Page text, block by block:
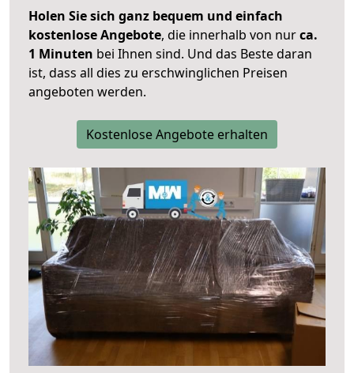
Holen Sie sich ganz bequem und einfach
kostenlose Angebote, die innerhalb von nurca.
1 Minuten bei Ihnen sind. Und das Beste daran
ist, dass all dies zu erschwinglichen Preisen
angeboten werden.
Kostenlose Angebote erhalten